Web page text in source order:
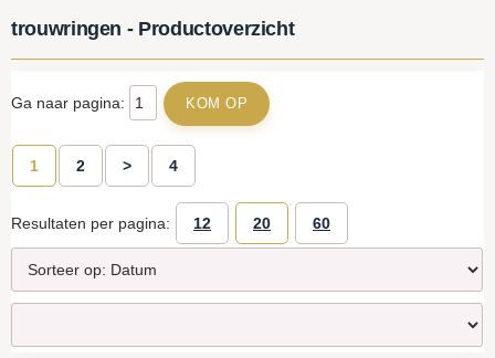
trouwringen - Productoverzicht
Ga naar pagina:
1 2 > 4
Resultaten per pagina: 12 20 60